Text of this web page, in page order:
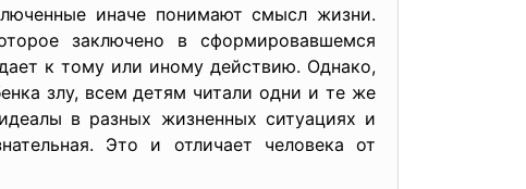
иначе понимают смысл жизни.
заключено в сформировавшемся
к тому или иному действию. Однако,
злу, всем детям читали одни и те же
в разных жизненных ситуациях и
Это и отличает человека от